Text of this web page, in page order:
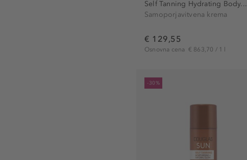
vlažilni (35)
vzdrževanje (20)
Self Tanning Hydrating Body...
Samoporjavitvena krema
€ 129,55
Osnovna cena € 863,70 / 1 l
-30%